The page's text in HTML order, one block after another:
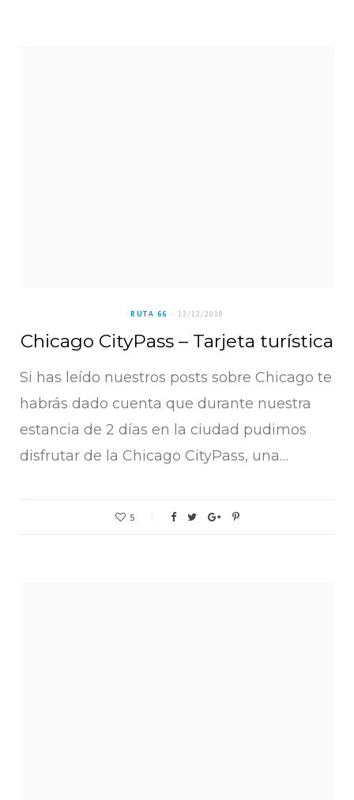
RUTA 66 13/12/2018
Chicago CityPass – Tarjeta turística
Si has leído nuestros posts sobre Chicago te
habrás dado cuenta que durante nuestra
estancia de 2 días en la ciudad pudimos
disfrutar de la Chicago CityPass, una…
5